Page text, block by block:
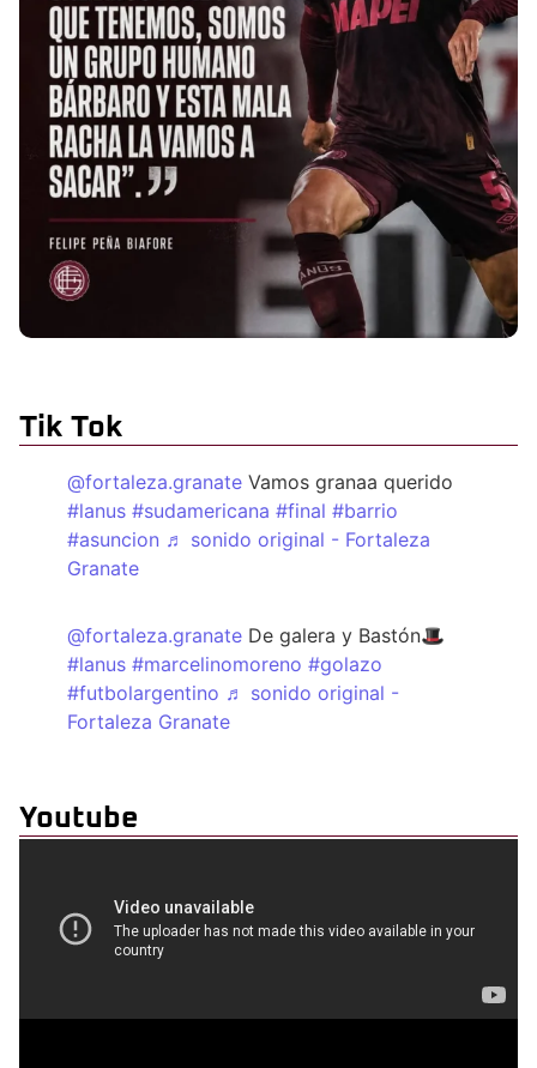
Tik Tok
@fortaleza.granate Vamos granaa querido
#lanus #sudamericana #final #barrio
#asuncion ♬ sonido original - Fortaleza
Granate
@fortaleza.granate De galera y Bastón🎩
#lanus #marcelinomoreno #golazo
#futbolargentino ♬ sonido original -
Fortaleza Granate
Youtube